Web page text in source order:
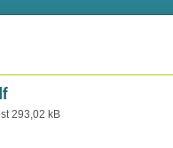
293,02 kB